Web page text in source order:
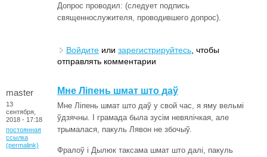
Допрос проводил: (следует подпись
священнослужителя, проводившего допрос).
Войдите или зарегистрируйтесь , чтобы
отправлять комментарии
master
13
сентября,
2018 - 17:18
постоянная
ссылка
(permalink)
Мне Ліпень шмат што даў
Мне Ліпень шмат што даў у свой час, я яму вельмі
ўдзячны. І грамада была зусім невялічкая, але
трымалася, пакуль Лявон не збочыў.
Фралоў і Дылюк таксама шмат што далі, пакуль